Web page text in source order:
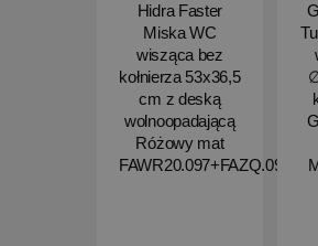
Hidra Faster
Miska WC
wisząca bez
kołnierza 53x36,5
cm z deską
wolnoopadającą
Różowy mat
FAWR20.097+FAZQ.097